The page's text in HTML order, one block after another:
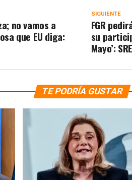
SIGUIENTE
FGR
su
Mayo’: SRE
no vamos a
que EU diga:
TE PODRÍA GUSTAR